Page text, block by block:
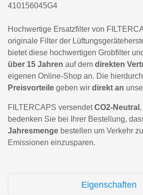
410156045G4
Hochwertige Ersatzfilter von
originale Filter der
bietet diese hochwertigen Grobfilter
über 15 Jahren auf dem direkten
eigenen Online-Shop an. Die
Preisvorteile geben wir direkt an
FILTERCAPS versendetCO2-Neutral
bedenken Sie bei Ihrer Bestellung,
Jahresmenge bestellen um Verkehr
Emissionen einzusparen.
Eigenschaften